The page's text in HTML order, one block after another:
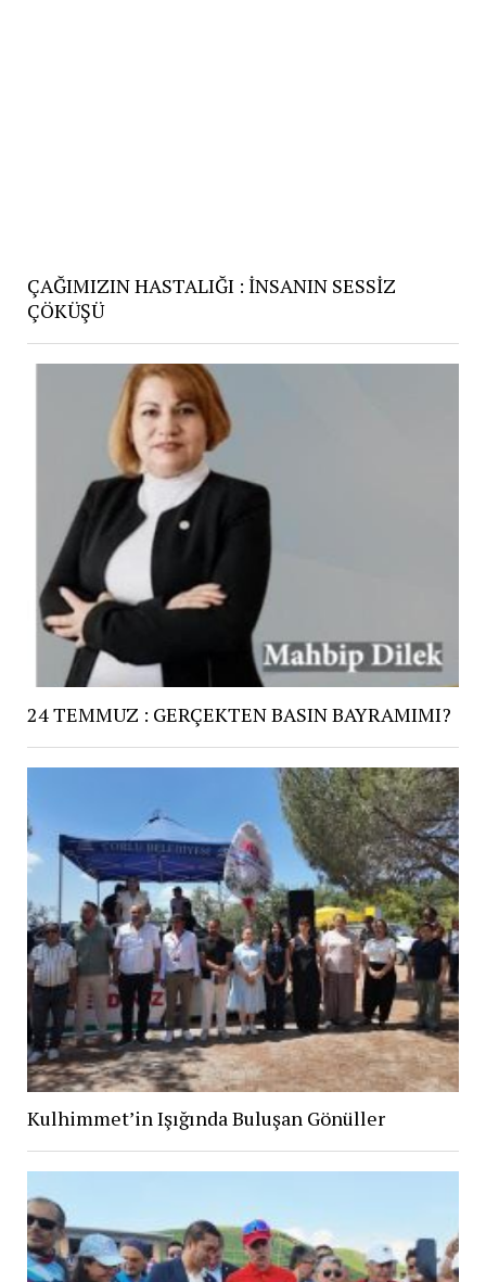
ÇAĞIMIZIN HASTALIĞI : İNSANIN SESSİZ
ÇÖKÜŞÜ
24 TEMMUZ : GERÇEKTEN BASIN BAYRAMIMI?
Kulhimmet’in Işığında Buluşan Gönüller